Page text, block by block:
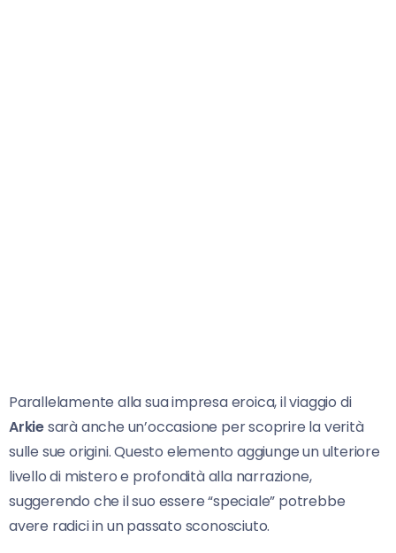
Parallelamente alla sua impresa eroica, il viaggio di
Arkiesarà anche un’occasione per scoprire la verità
sulle sue origini. Questo elemento aggiunge un ulteriore
livello di mistero e profondità alla narrazione,
suggerendo che il suo essere “speciale” potrebbe
avere radici in un passato sconosciuto.